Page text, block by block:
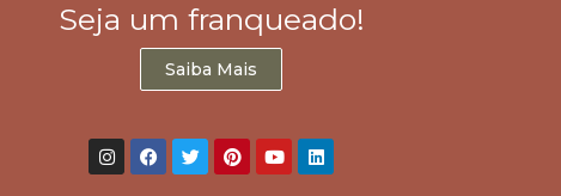
Seja um franqueado!
Saiba Mais